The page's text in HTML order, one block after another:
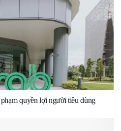
quyền lợi người tiêu dùng